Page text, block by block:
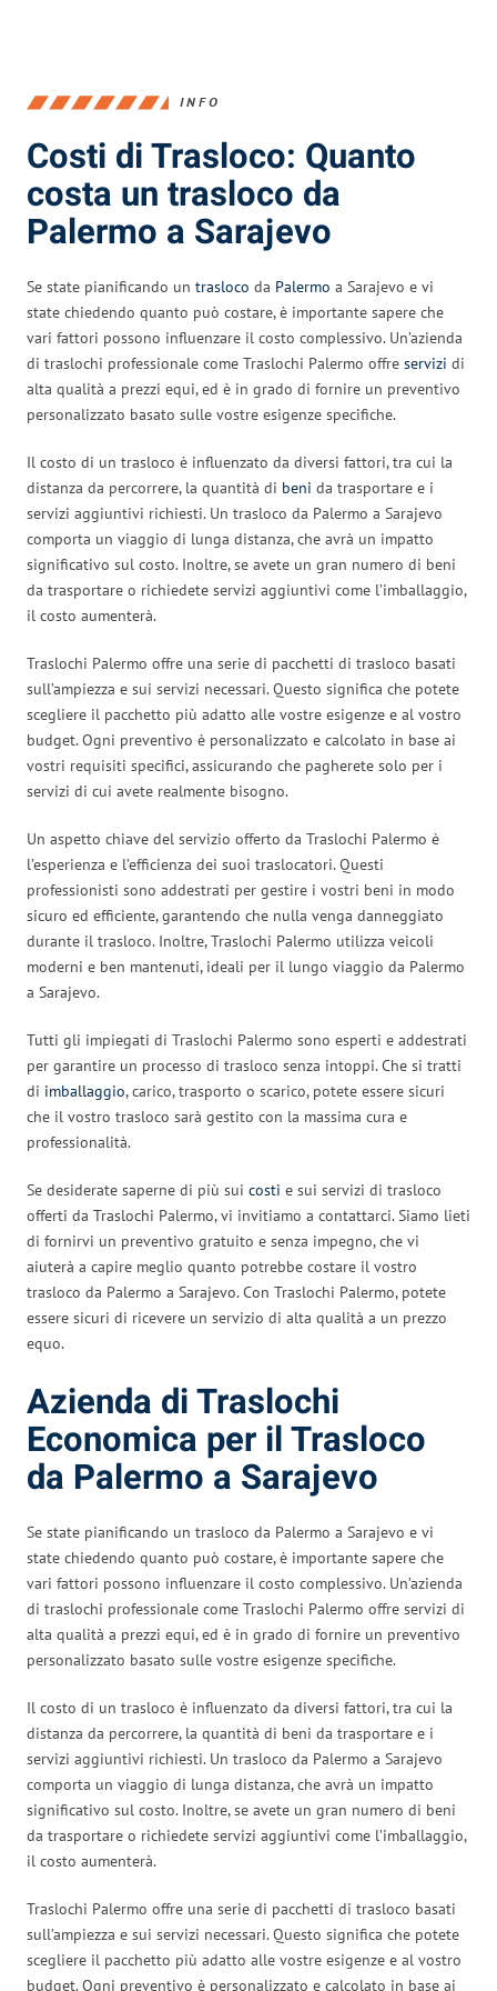
INFO
Costi di Trasloco: Quanto
costa un trasloco da
Palermo a Sarajevo
Se state pianificando un trasloco da Palermo a Sarajevo e vi
state chiedendo quanto può costare, è importante sapere che
vari fattori possono influenzare il costo complessivo. Un’azienda
di traslochi professionale come Traslochi Palermo offre servizi di
alta qualità a prezzi equi, ed è in grado di fornire un preventivo
personalizzato basato sulle vostre esigenze specifiche.
Il costo di un trasloco è influenzato da diversi fattori, tra cui la
distanza da percorrere, la quantità di beni da trasportare e i
servizi aggiuntivi richiesti. Un trasloco da Palermo a Sarajevo
comporta un viaggio di lunga distanza, che avrà un impatto
significativo sul costo. Inoltre, se avete un gran numero di beni
da trasportare o richiedete servizi aggiuntivi come l’imballaggio,
il costo aumenterà.
Traslochi Palermo offre una serie di pacchetti di trasloco basati
sull’ampiezza e sui servizi necessari. Questo significa che potete
scegliere il pacchetto più adatto alle vostre esigenze e al vostro
budget. Ogni preventivo è personalizzato e calcolato in base ai
vostri requisiti specifici, assicurando che pagherete solo per i
servizi di cui avete realmente bisogno.
Un aspetto chiave del servizio offerto da Traslochi Palermo è
l’esperienza e l’efficienza dei suoi traslocatori. Questi
professionisti sono addestrati per gestire i vostri beni in modo
sicuro ed efficiente, garantendo che nulla venga danneggiato
durante il trasloco. Inoltre, Traslochi Palermo utilizza veicoli
moderni e ben mantenuti, ideali per il lungo viaggio da Palermo
a Sarajevo.
Tutti gli impiegati di Traslochi Palermo sono esperti e addestrati
per garantire un processo di trasloco senza intoppi. Che si tratti
di imballaggio, carico, trasporto o scarico, potete essere sicuri
che il vostro trasloco sarà gestito con la massima cura e
professionalità.
Se desiderate saperne di più sui costi e sui servizi di trasloco
offerti da Traslochi Palermo, vi invitiamo a contattarci. Siamo lieti
di fornirvi un preventivo gratuito e senza impegno, che vi
aiuterà a capire meglio quanto potrebbe costare il vostro
trasloco da Palermo a Sarajevo. Con Traslochi Palermo, potete
essere sicuri di ricevere un servizio di alta qualità a un prezzo
equo.
Azienda di Traslochi
Economica per il Trasloco
da Palermo a Sarajevo
Se state pianificando un trasloco da Palermo a Sarajevo e vi
state chiedendo quanto può costare, è importante sapere che
vari fattori possono influenzare il costo complessivo. Un’azienda
di traslochi professionale come Traslochi Palermo offre servizi di
alta qualità a prezzi equi, ed è in grado di fornire un preventivo
personalizzato basato sulle vostre esigenze specifiche.
Il costo di un trasloco è influenzato da diversi fattori, tra cui la
distanza da percorrere, la quantità di beni da trasportare e i
servizi aggiuntivi richiesti. Un trasloco da Palermo a Sarajevo
comporta un viaggio di lunga distanza, che avrà un impatto
significativo sul costo. Inoltre, se avete un gran numero di beni
da trasportare o richiedete servizi aggiuntivi come l’imballaggio,
il costo aumenterà.
Traslochi Palermo offre una serie di pacchetti di trasloco basati
sull’ampiezza e sui servizi necessari. Questo significa che potete
scegliere il pacchetto più adatto alle vostre esigenze e al vostro
budget. Ogni preventivo è personalizzato e calcolato in base ai